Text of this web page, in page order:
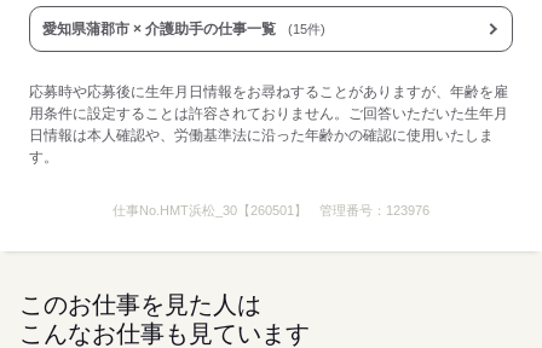
応募する
愛知県蒲郡市 × 介護助手の仕事一覧 (15件)
応募時や応募後に生年月日情報をお尋ねすることがありますが、年齢を雇
用条件に設定することは許容されておりません。ご回答いただいた生年月
日情報は本人確認や、労働基準法に沿った年齢かの確認に使用いたしま
す。
仕事No. HMT浜松_30【260501】 管理番号： 123976
このお仕事を見た人は
こんなお仕事も見ています